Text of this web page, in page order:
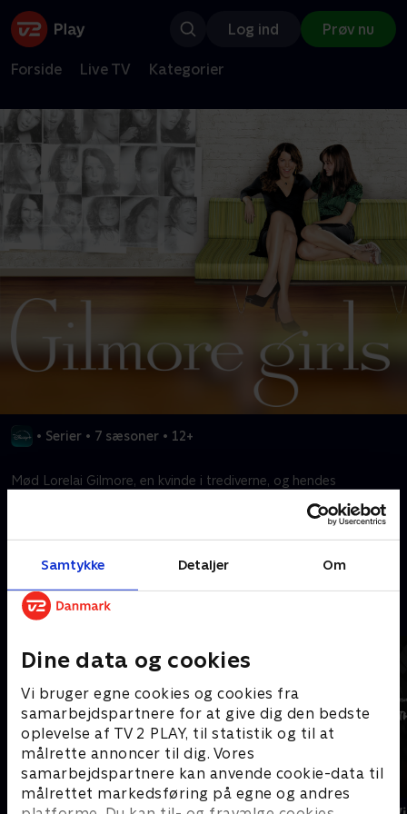
Samtykke Detaljer Om
Dine data og cookies
Vi bruger egne cookies og cookies fra
samarbejdspartnere for at give dig den bedste
oplevelse af TV 2 PLAY, til statistik og til at
målrette annoncer til dig. Vores
samarbejdspartnere kan anvende cookie-data til
målrettet markedsføring på egne og andres
Log ind Prøv nu
Forside Live TV Kategorier
• Serier • 7 sæsoner • 12+
Mød Lorelai Gilmore, en kvinde i trediverne, og hendes
Mere indhold fra Disney+